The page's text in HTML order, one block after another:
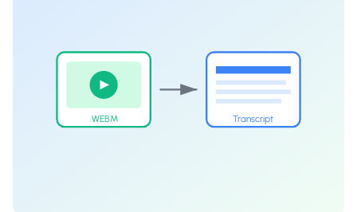
.WEBM Transcript